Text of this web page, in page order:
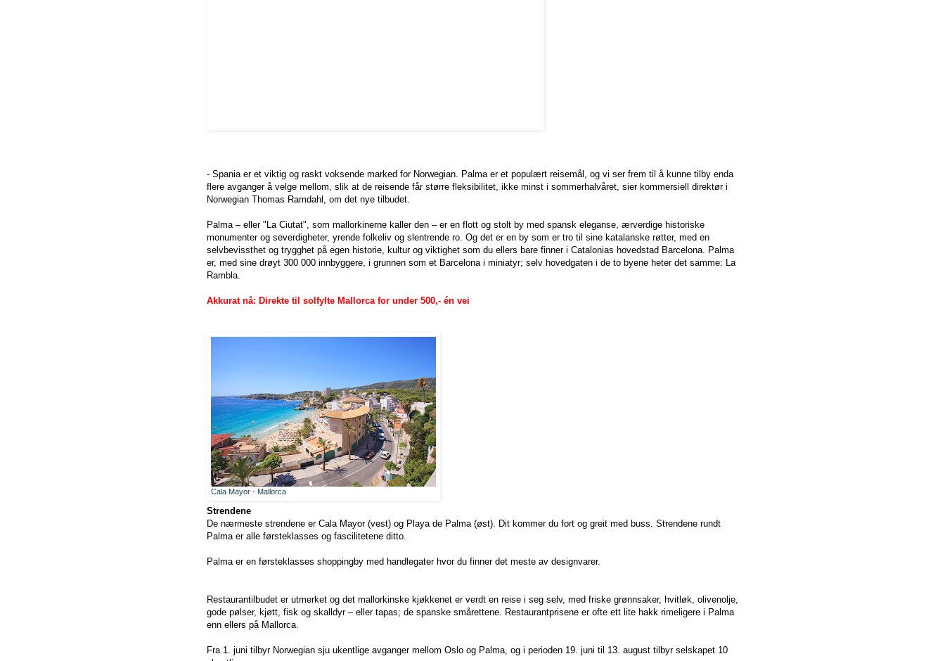
- Spania er et viktig og raskt voksende marked for Norwegian. Palma er et populært reisemål, og vi ser frem til å kunne tilby enda
flere avganger å velge mellom, slik at de reisende får større fleksibilitet, ikke minst i sommerhalvåret, sier kommersiell direktør i
Norwegian Thomas Ramdahl, om det nye tilbudet.
Palma – eller "La Ciutat", som mallorkinerne kaller den – er en flott og stolt by med spansk eleganse, ærverdige historiske
monumenter og severdigheter, yrende folkeliv og slentrende ro. Og det er en by som er tro til sine katalanske røtter, med en
selvbevissthet og trygghet på egen historie, kultur og viktighet som du ellers bare finner i Catalonias hovedstad Barcelona. Palma
er, med sine drøyt 300 000 innbyggere, i grunnen som et Barcelona i miniatyr; selv hovedgaten i de to byene heter det samme: La
Rambla.
Akkurat nå: Direkte til solfylte Mallorca for under 500,- én vei
Cala Mayor - Mallorca
Strendene
De nærmeste strendene er Cala Mayor (vest) og Playa de Palma (øst). Dit kommer du fort og greit med buss. Strendene rundt
Palma er alle førsteklasses og fascilitetene ditto.
Palma er en førsteklasses shoppingby med handlegater hvor du finner det meste av designvarer.
Restaurantilbudet er utmerket og det mallorkinske kjøkkenet er verdt en reise i seg selv, med friske grønnsaker, hvitløk, olivenolje,
gode pølser, kjøtt, fisk og skalldyr – eller tapas; de spanske smårettene. Restaurantprisene er ofte ett lite hakk rimeligere i Palma
enn ellers på Mallorca.
Fra 1. juni tilbyr Norwegian sju ukentlige avganger mellom Oslo og Palma, og i perioden 19. juni til 13. august tilbyr selskapet 10